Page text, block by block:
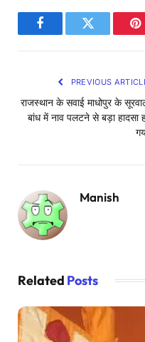
FacebookTwitter
PREVIOUS
राजस्थान के सवाई माधोपुर के
बांध में नाव पलटने से बड़ा हादसा
Manish
Related Posts